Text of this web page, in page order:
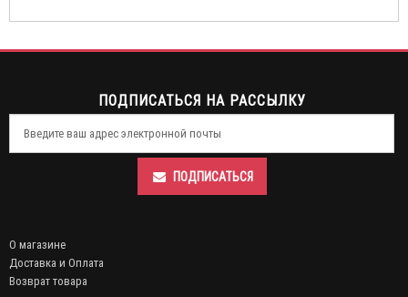
ПОДПИСАТЬСЯ НА РАССЫЛКУ
ПОДПИСАТЬСЯ
О магазине
Доставка и Оплата
Возврат товара